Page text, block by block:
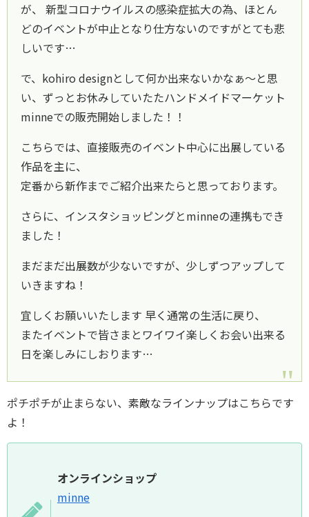
が、 新型コロナウイルスの感染症拡大の為、ほとん
どのイベントが中止となり仕方ないのですがとても悲
しいです…
で、kohiro designとして何か出来ないかなぁ～と思
い、ずっとお休みしていたたハンドメイドマーケット
minneでの販売開始しました！！
こちらでは、直接販売のイベント中心に出展している
作品を主に、
定番から新作までご紹介出来たらと思っております。
さらに、インスタショッピングとminneの連携もでき
ました！
まだまだ出展数が少ないですが、少しずつアップして
いきますね！
宜しくお願いいたします 早く通常の生活に戻り、
またイベントで皆さまとワイワイ楽しくお会い出来る
日を楽しみにしおります…
ポチポチが止まらない、素敵なラインナップはこちらです
よ！
オンラインショップ
minne